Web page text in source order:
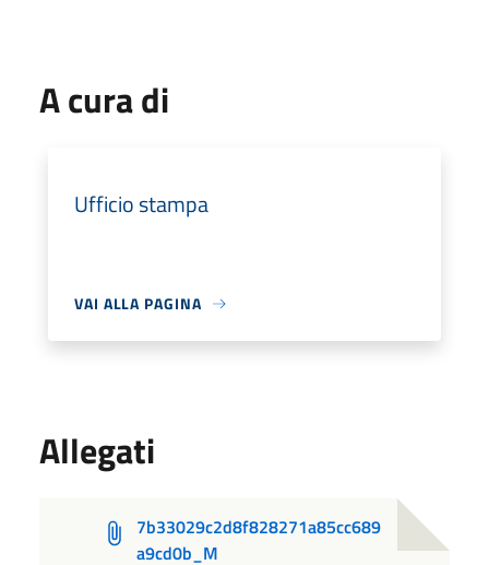
A cura di
Ufficio stampa
VAI ALLA PAGINA
Allegati
7b33029c2d8f828271a85cc689
a9cd0b_M